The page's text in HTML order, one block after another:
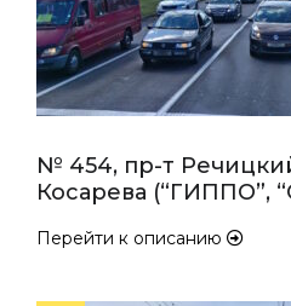
№ 454, пр-т
Косарева (“ГИППО”,
Перейти к описанию